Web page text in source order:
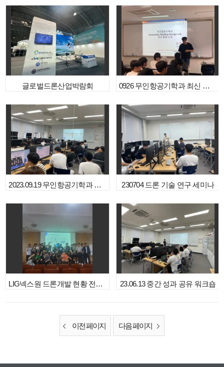
글로벌드론산업박람회 0926 무인항공기학과 최신 연구 동향 소개
2023.09.19 무인항공기학과 신입생 집중CAIR 프로그램 230704 드론 기술 연구 세미나
LIG넥스원 드론개발 현황 전문가 특강 23.06.13 중간 성과 공유 워크숍
이전 페이지 다음 페이지